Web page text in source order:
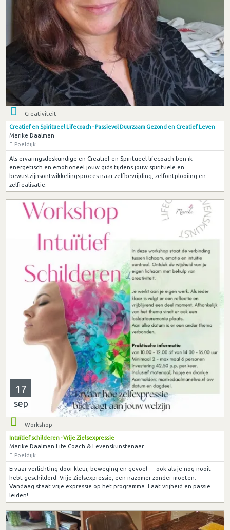
Creativiteit
Creatief en Spiritueel Lifecoach - Passievol Duurzaam Gezond en Creatief Leven
Marike Daalman
Poeldijk
Als ervaringsdeskundige en Creatief en Spiritueel lifecoach ben ik
energetisch en emotioneel jouw gids tijdens jouw spirituele en
bewustzijnsontwikkelingsproces naar zelfbevrijding, zelfontplooiing en
zelfrealisatie.
17
sep
Workshop
Intuïtief schilderen - Vrije Zielsexpressie
Marike Daalman Life Coach & Levenskunstenaar
Poeldijk
Ervaar verlichting door kleur, beweging en gevoel — ook als je nog nooit
hebt geschilderd. Vrije Zielsexpressie, een nazomer zonder moeten.
Vandaag staat vrije expressie op het programma. Laat vrijheid en passie
leiden!